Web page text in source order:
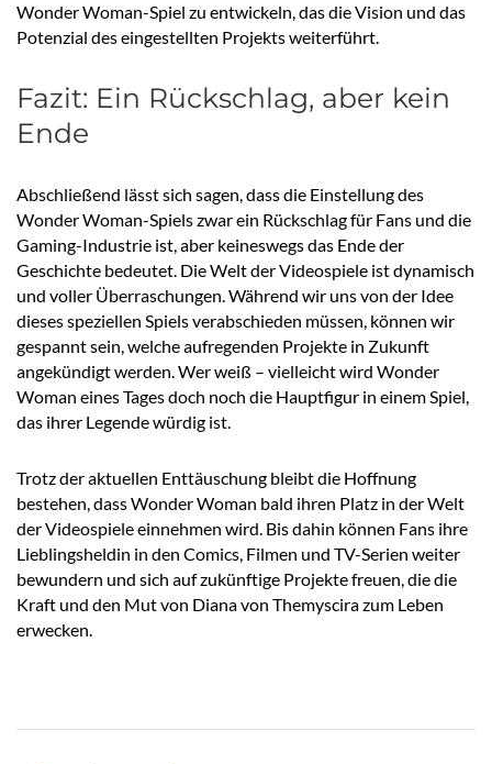
Wonder Woman-Spiel zu entwickeln, das die Vision und das
Potenzial des eingestellten Projekts weiterführt.
Fazit: Ein Rückschlag, aber kein
Ende
Abschließend lässt sich sagen, dass die Einstellung des
Wonder Woman-Spiels zwar ein Rückschlag für Fans und die
Gaming-Industrie ist, aber keineswegs das Ende der
Geschichte bedeutet. Die Welt der Videospiele ist dynamisch
und voller Überraschungen. Während wir uns von der Idee
dieses speziellen Spiels verabschieden müssen, können wir
gespannt sein, welche aufregenden Projekte in Zukunft
angekündigt werden. Wer weiß – vielleicht wird Wonder
Woman eines Tages doch noch die Hauptfigur in einem Spiel,
das ihrer Legende würdig ist.
Trotz der aktuellen Enttäuschung bleibt die Hoffnung
bestehen, dass Wonder Woman bald ihren Platz in der Welt
der Videospiele einnehmen wird. Bis dahin können Fans ihre
Lieblingsheldin in den Comics, Filmen und TV-Serien weiter
bewundern und sich auf zukünftige Projekte freuen, die die
Kraft und den Mut von Diana von Themyscira zum Leben
erwecken.